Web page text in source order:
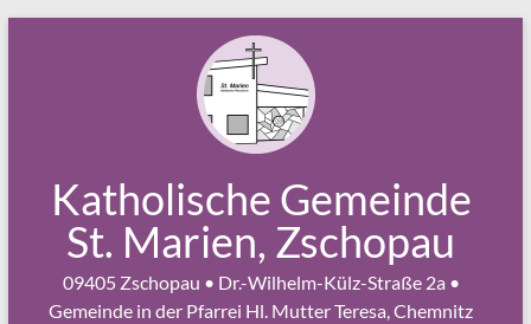
Katholische Gemeinde
St. Marien, Zschopau
09405 Zschopau • Dr.-Wilhelm-Külz-Straße 2a •
Gemeinde in der Pfarrei Hl. Mutter Teresa, Chemnitz